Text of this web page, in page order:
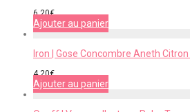
6,20€
Ajouter au panier
Iron | Gose Concombre Aneth Citron
4,20€
Ajouter au panier